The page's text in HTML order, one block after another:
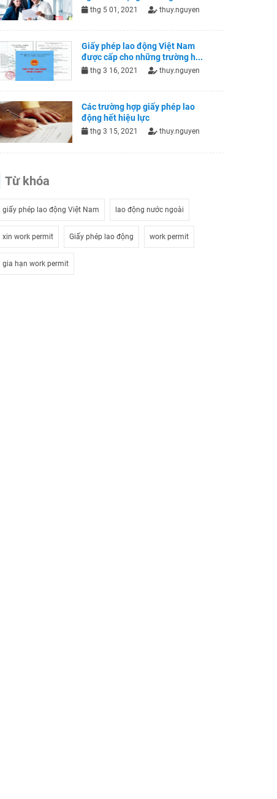
thg 5 01, 2021 thuy.nguyen
Giấy phép lao động Việt Nam
được cấp cho những trường h...
thg 3 16, 2021 thuy.nguyen
Các trường hợp giấy phép lao
động hết hiệu lực
thg 3 15, 2021 thuy.nguyen
Từ khóa
giấy phép lao động Việt Nam lao động nước ngoài
xin work permit Giấy phép lao động work permit
gia hạn work permit